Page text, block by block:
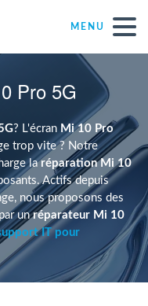
MENU
marques
Pro 5G
? L'écran Mi 10 Pro
trop vite ? Notre
laréparation Mi 10
Actifs depuis
nous proposons des
unréparateur Mi 10
IT pour